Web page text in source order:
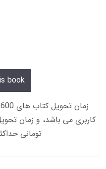
book
تومانی حداکثر 12 ساعت از طریق پیامک/